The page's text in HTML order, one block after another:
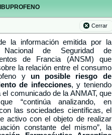
Cerrar
la información emitida por la
Nacional de Seguridad de
de Francia (ANSM) que
la relación entre el consumo
y
un posible riesgo de
de infecciones, y teniendo
el comunicado de la ANMAT, que
“continúa analizando, en
las sociedades científicas, el
activo con el objeto de realizar
constante del mismo”, la